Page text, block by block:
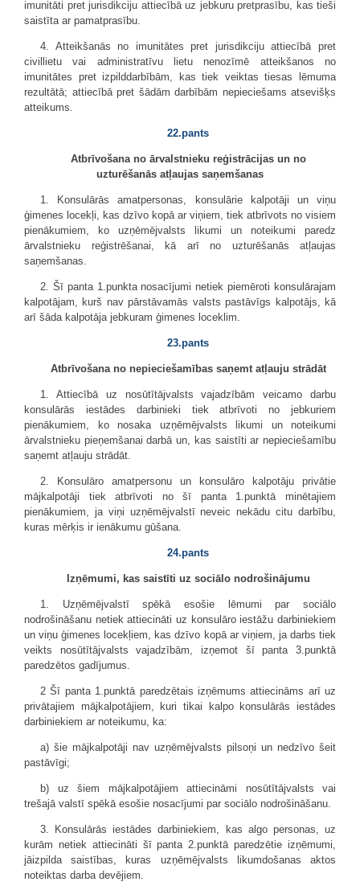
imunitāti pret jurisdikciju attiecībā uz jebkuru pretprasību, kas tieši
saistīta ar pamatprasību.
4. Atteikšanās no imunitātes pret jurisdikciju attiecībā pret
civillietu vai administratīvu lietu nenozīmē atteikšanos no
imunitātes pret izpilddarbībām, kas tiek veiktas tiesas lēmuma
rezultātā; attiecībā pret šādām darbībām nepieciešams atsevišķs
atteikums.
22.pants
Atbrīvošana no ārvalstnieku reģistrācijas un no
uzturēšanās atļaujas saņemšanas
1. Konsulārās amatpersonas, konsulārie kalpotāji un viņu
ģimenes locekļi, kas dzīvo kopā ar viņiem, tiek atbrīvots no visiem
pienākumiem, ko uzņēmējvalsts likumi un noteikumi paredz
ārvalstnieku reģistrēšanai, kā arī no uzturēšanās atļaujas
saņemšanas.
2. Šī panta 1.punkta nosacījumi netiek piemēroti konsulārajam
kalpotājam, kurš nav pārstāvamās valsts pastāvīgs kalpotājs, kā
arī šāda kalpotāja jebkuram ģimenes loceklim.
23.pants
Atbrīvošana no nepieciešamības saņemt atļauju strādāt
1. Attiecībā uz nosūtītājvalsts vajadzībām veicamo darbu
konsulārās iestādes darbinieki tiek atbrīvoti no jebkuriem
pienākumiem, ko nosaka uzņēmējvalsts likumi un noteikumi
ārvalstnieku pieņemšanai darbā un, kas saistīti ar nepieciešamību
saņemt atļauju strādāt.
2. Konsulāro amatpersonu un konsulāro kalpotāju privātie
mājkalpotāji tiek atbrīvoti no šī panta 1.punktā minētajiem
pienākumiem, ja viņi uzņēmējvalstī neveic nekādu citu darbību,
kuras mērķis ir ienākumu gūšana.
24.pants
Izņēmumi, kas saistīti uz sociālo nodrošinājumu
1. Uzņēmējvalstī spēkā esošie lēmumi par sociālo
nodrošināšanu netiek attiecināti uz konsulāro iestāžu darbiniekiem
un viņu ģimenes locekļiem, kas dzīvo kopā ar viņiem, ja darbs tiek
veikts nosūtītājvalsts vajadzībām, izņemot šī panta 3.punktā
paredzētos gadījumus.
2 Šī panta 1.punktā paredzētais izņēmums attiecināms arī uz
privātajiem mājkalpotājiem, kuri tikai kalpo konsulārās iestādes
darbiniekiem ar noteikumu, ka:
a) šie mājkalpotāji nav uzņēmējvalsts pilsoņi un nedzīvo šeit
pastāvīgi;
b) uz šiem mājkalpotājiem attiecināmi nosūtītājvalsts vai
trešajā valstī spēkā esošie nosacījumi par sociālo nodrošināšanu.
3. Konsulārās iestādes darbiniekiem, kas algo personas, uz
kurām netiek attiecināti šī panta 2.punktā paredzētie izņēmumi,
jāizpilda saistības, kuras uzņēmējvalsts likumdošanas aktos
noteiktas darba devējiem.